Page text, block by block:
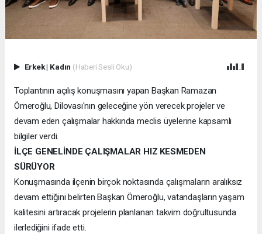
Erkek| Kadın (Haberi Sesli Oku)
Toplantının açılış konuşmasını yapan Başkan Ramazan
Ömeroğlu, Dilovası'nın geleceğine yön verecek projeler ve
devam eden çalışmalar hakkında meclis üyelerine kapsamlı
bilgiler verdi.
İLÇE GENELİNDE ÇALIŞMALAR HIZ KESMEDEN
SÜRÜYOR
Konuşmasında ilçenin birçok noktasında çalışmaların aralıksız
devam ettiğini belirten Başkan Ömeroğlu, vatandaşların yaşam
kalitesini artıracak projelerin planlanan takvim doğrultusunda
ilerlediğini ifade etti.